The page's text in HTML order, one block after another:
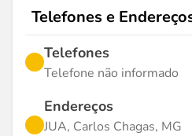
Telefones e
Telefones
Telefone não informado
Endereços
JUA, Carlos Chagas, MG